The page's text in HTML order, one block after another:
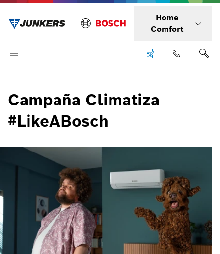
Home
Comfort
Campaña Climatiza
#LikeABosch